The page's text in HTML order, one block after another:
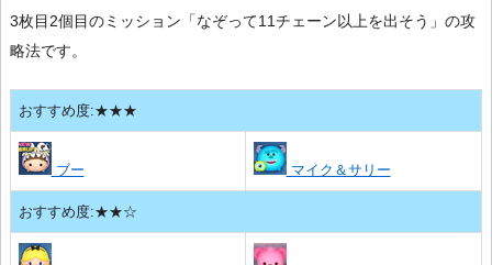
3枚目2個目のミッション「なぞって11チェーン以上を出そう」の攻
略法です。
おすすめ度:★★★
ブー マイク＆サリー
おすすめ度:★★☆